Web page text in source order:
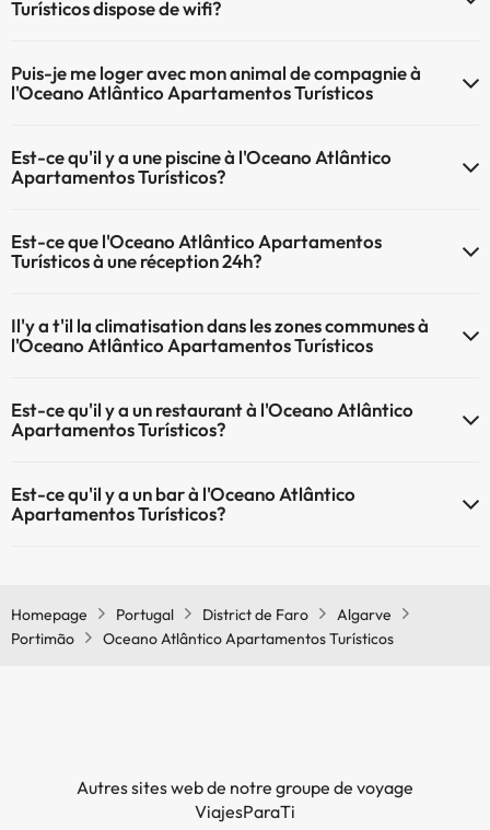
Turísticos dispose de wifi?
Puis-je me loger avec mon animal de compagnie à
l'Oceano Atlântico Apartamentos Turísticos
compagnie ne sont pas admis.
Est-ce qu'il y a une piscine à l'Oceano Atlântico
Apartamentos Turísticos?
plus d'info sur la piscine et d'autres installations.
Est-ce que l'Oceano Atlântico Apartamentos
Turísticos à une réception 24h?
24h
Il'y a t'il la climatisation dans les zones communes à
l'Oceano Atlântico Apartamentos Turísticos
Apartamentos Turísticos
Est-ce qu'il y a un restaurant à l'Oceano Atlântico
Apartamentos Turísticos?
Est-ce qu'il y a un bar à l'Oceano Atlântico
Apartamentos Turísticos?
Homepage Portugal District de Faro
Algarve
Portimão
Oceano Atlântico Apartamentos Turísticos
Autres sites web de notre groupe de voyage
ViajesParaTi